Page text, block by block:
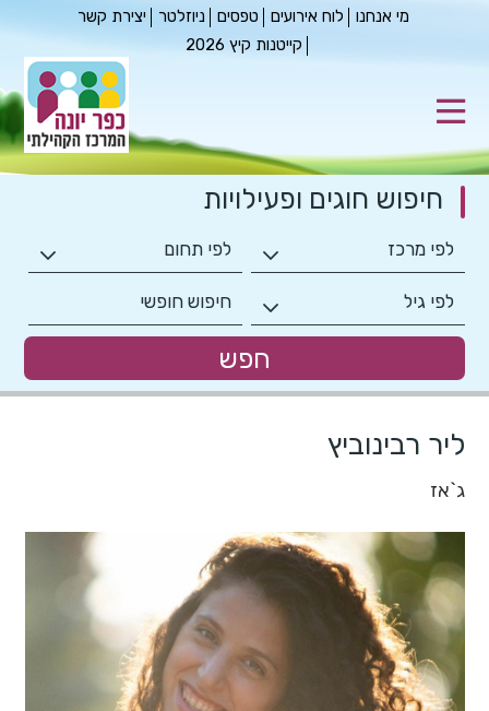
מי אנחנו לוח אירועים טפסים ניוזלטר
יצירת קשר
קייטנות קיץ 2026
חיפוש חוגים ופעילויות
ליר רבינוביץ
ג`אז